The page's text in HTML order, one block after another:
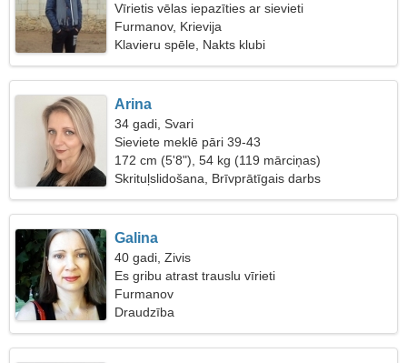
Vīrietis vēlas iepazīties ar sievieti
Furmanov, Krievija
Klavieru spēle, Nakts klubi
Arina
34 gadi, Svari
Sieviete meklē pāri 39-43
172 cm (5'8"), 54 kg (119 mārciņas)
Skrituļslidošana, Brīvprātīgais darbs
Galina
40 gadi, Zivis
Es gribu atrast trauslu vīrieti
Furmanov
Draudzība